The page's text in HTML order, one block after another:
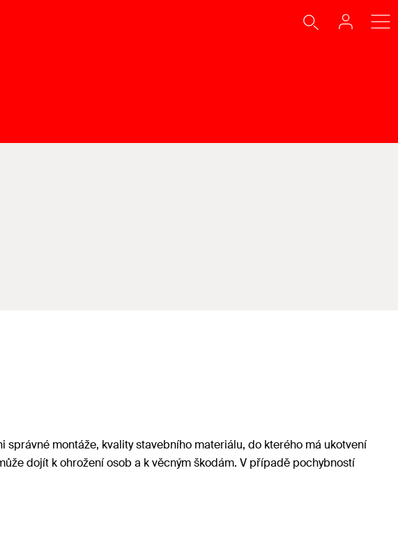
montáže, kvality stavebního materiálu, do kterého má ukotvení
dojít k ohrožení osob a k věcným škodám. V případě pochybností